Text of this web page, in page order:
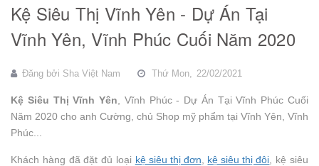
Kệ Siêu Thị Vĩnh Yên - Dự Án Tại
Vĩnh Yên, Vĩnh Phúc Cuối Năm 2020
Đăng bởi Sha Việt Nam Thứ Mon, 22/02/2021
Kệ Siêu Thị Vĩnh Yên , Vĩnh Phúc - Dự Án Tại Vĩnh Phúc Cuối
Năm 2020 cho anh Cường, chủ Shop mỹ phẩm tại Vĩnh Yên, Vĩnh
Phúc...
Khách hàng đã đặt đủ loại kệ siêu thị đơn kệ siêu thị đôi , kệ siêu